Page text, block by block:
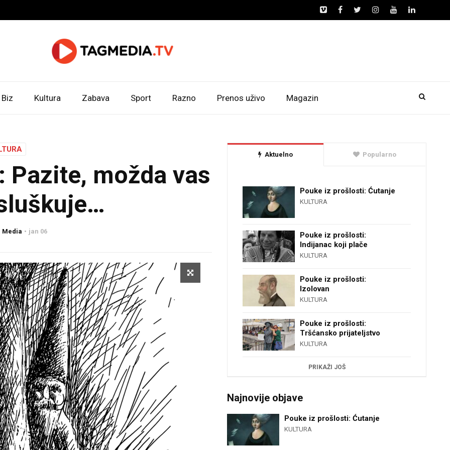
Biz Kultura Zabava Sport Razno Prenos uživo Magazin
možda vas
Media jan 06
Aktuelno Popularno
Pouke iz prošlosti: Ćutanje
KULTURA
Pouke iz prošlosti:
Indijanac koji plače
KULTURA
Pouke iz prošlosti:
Izolovan
KULTURA
Pouke iz prošlosti:
Tršćansko prijateljstvo
KULTURA
PRIKAŽI JOŠ
Najnovije objave
Pouke iz prošlosti: Ćutanje
KULTURA